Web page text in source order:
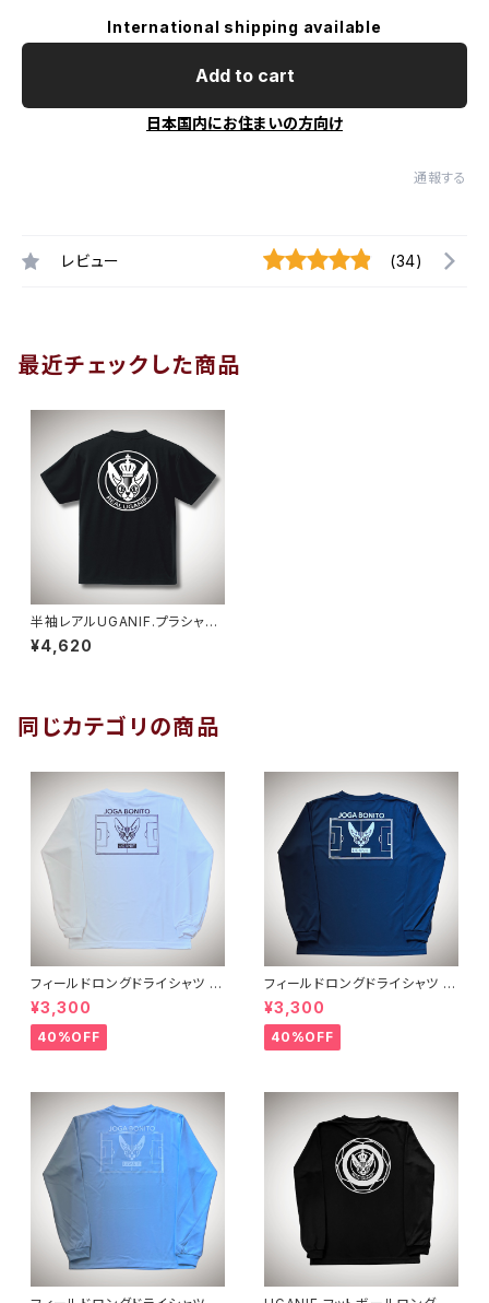
International shipping available
Add to cart
日本国内にお住まいの方向け
通報する
レビュー (34)
最近チェックした商品
半袖レアルUGANIF.プラシャ
ツ ブラックホワイト
¥4,620
同じカテゴリの商品
フィールドロングドライシャツ
ホワイトブラック
¥3,300
40%OFF
フィールドロングドライシャツ
ネイビーホワイト
¥3,300
40%OFF